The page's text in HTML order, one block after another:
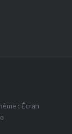
: Écran